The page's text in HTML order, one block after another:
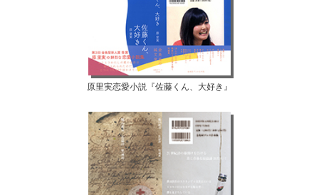
原里実恋愛小説『佐藤くん、大好き』